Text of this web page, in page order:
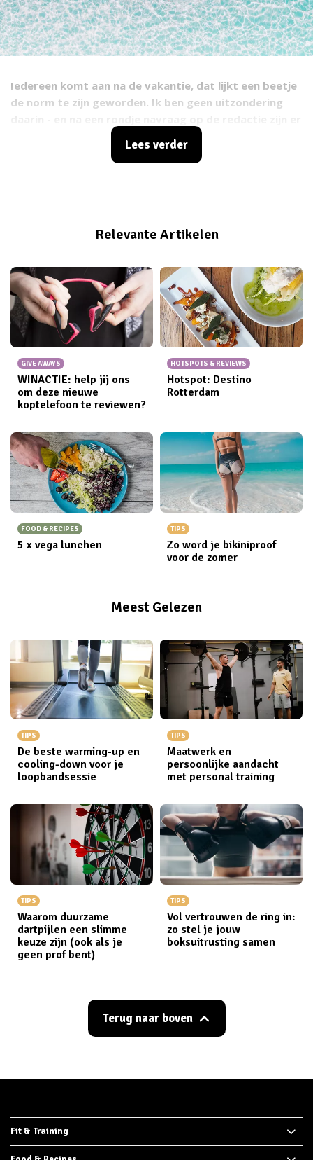
Iedereen komt aan na de vakantie, dat lijkt een beetje
de norm te zijn geworden. Ik ben geen uitzondering
meer die een kilo of twee extra mee het vliegtuig
innemen na een vakantie. En dat is niet van die koffer
Gelukkig zijn er manieren dat die ijsjes helemaal niet zo
hartstikke actief zijn. Zo blijf je fit zonder dat je dat
vakantiegevoel op hoeft te geven. (Al kun je natuurlijk
ook gewoon lekker genieten, de hele dag niks doen op
het strand en dat beetje extra gewichtembracen!)
Lees verder
Relevante Artikelen
GIVE AWAYS
WINACTIE: help jij ons
om deze nieuwe
koptelefoon te reviewen?
HOTSPOTS & REVIEWS
Hotspot: Destino
Rotterdam
FOOD & RECIPES
5 x vega lunchen
TIPS
Zo word je bikiniproof
voor de zomer
Meest Gelezen
TIPS
De beste warming-up en
cooling-down voor je
loopbandsessie
TIPS
Maatwerk en
persoonlijke aandacht
met personal training
TIPS
Waarom duurzame
dartpijlen een slimme
keuze zijn (ook als je
geen prof bent)
TIPS
Vol vertrouwen de ring in:
zo stel je jouw
boksuitrusting samen
Terug naar boven
Fit & Training